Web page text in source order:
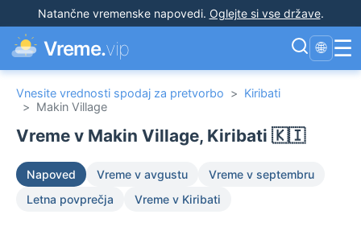
Natančne vremenske napovedi. Oglejte si vse države.
Vreme.vip 🌐 ☰
Vnesite vrednosti spodaj za pretvorbo > Kiribati
> Makin Village
Vreme v Makin Village, Kiribati 🇰🇮
Napoved Vreme v avgustu
Vreme v septembru
Letna povprečja
Vreme v Kiribati